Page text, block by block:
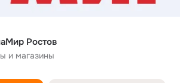
Ростов
и магазины